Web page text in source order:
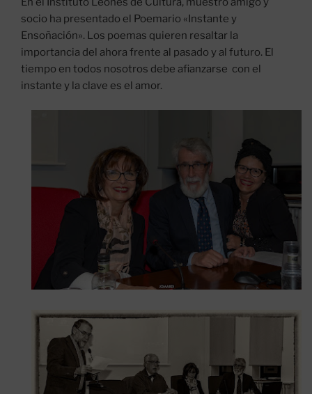
socio ha presentado el Poemario «Instante y
Ensoñación». Los poemas quieren resaltar la
importancia del ahora frente al pasado y al futuro. El
tiempo en todos nosotros debe afianzarse con el
instante y la clave es el amor.